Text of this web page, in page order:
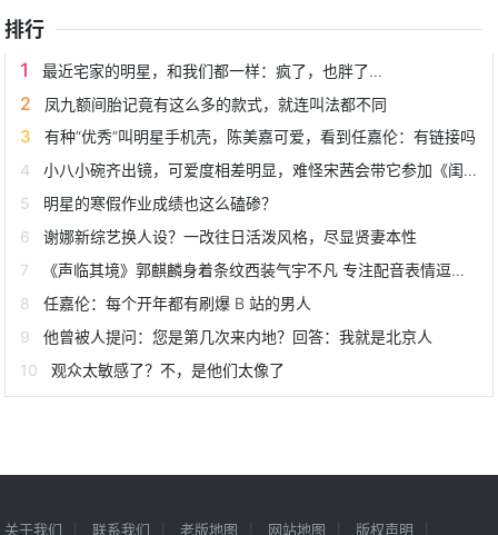
排行
最近宅家的明星，和我们都一样：疯了，也胖了...
凤九额间胎记竟有这么多的款式，就连叫法都不同
有种“优秀”叫明星手机壳，陈美嘉可爱，看到任嘉伦：有链接吗
小八小碗齐出镜，可爱度相差明显，难怪宋茜会带它参加《闺女2》
明星的寒假作业成绩也这么磕碜？
谢娜新综艺换人设？一改往日活泼风格，尽显贤妻本性
《声临其境》郭麒麟身着条纹西装气宇不凡 专注配音表情逗趣妙语连珠
任嘉伦：每个开年都有刷爆 B 站的男人
他曾被人提问：您是第几次来内地？回答：我就是北京人
观众太敏感了？不，是他们太像了
关于我们 联系我们 老版地图 网站地图 版权声明